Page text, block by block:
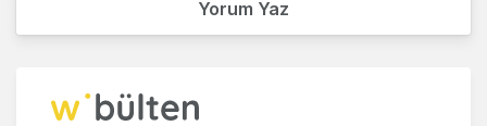
Yorum Yaz